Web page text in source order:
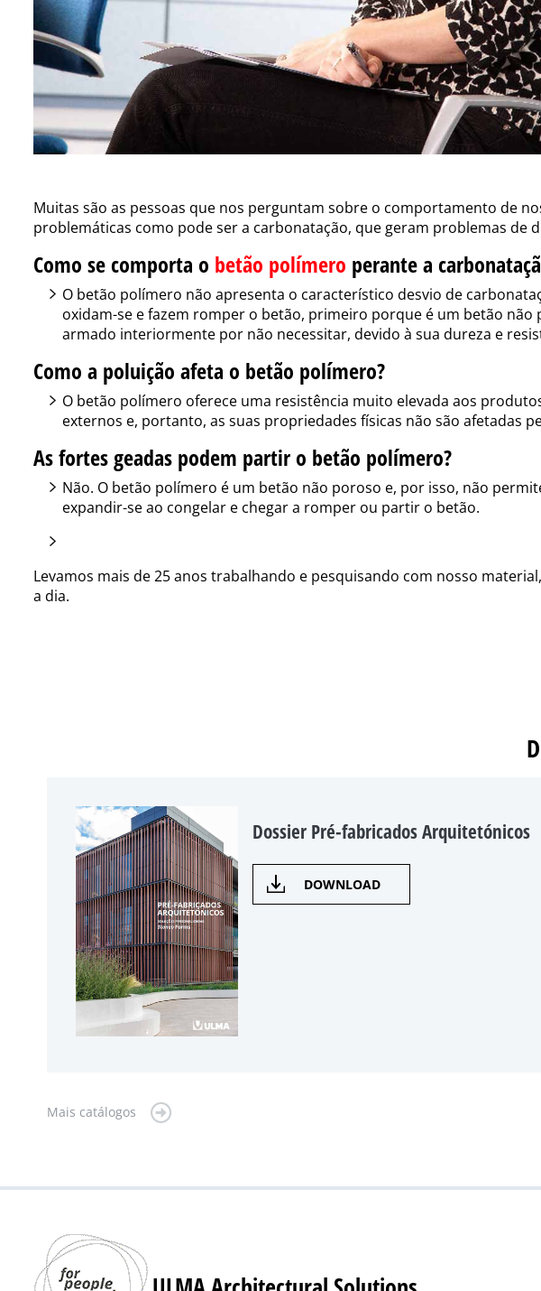
Muitas são as pessoas que nos perguntam sobre o comportamento de
problemáticas como pode ser a carbonatação, que geram problemas de
Como se comporta o betão polímero perante a
O betão polímero não apresenta o característico desvio de
oxidam-se e fazem romper o betão, primeiro porque é um betão
armado interiormente por não necessitar, devido à sua dureza e
Como a poluição afeta o betão polímero?
O betão polímero oferece uma resistência muito elevada aos
externos e, portanto, as suas propriedades físicas não são afetadas
As fortes geadas podem partir o betão polímero?
Não. O betão polímero é um betão não poroso e, por isso, não
expandir-se ao congelar e chegar a romper ou partir o betão.
Levamos mais de 25 anos trabalhando e pesquisando com nosso
a dia.
Dossier Pré-fabricados Arquitetónicos
DOWNLOAD
Mais catálogos